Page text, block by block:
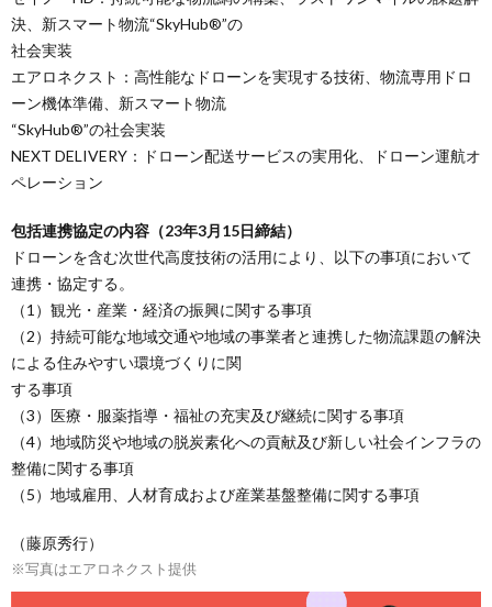
決、新スマート物流“SkyHub®”の
社会実装
エアロネクスト：高性能なドローンを実現する技術、物流専用ドロ
ーン機体準備、新スマート物流
“SkyHub®”の社会実装
NEXT DELIVERY：ドローン配送サービスの実用化、ドローン運航オ
ペレーション
包括連携協定の内容（23年3月15日締結）
ドローンを含む次世代高度技術の活用により、以下の事項において
連携・協定する。
（1）観光・産業・経済の振興に関する事項
（2）持続可能な地域交通や地域の事業者と連携した物流課題の解決
による住みやすい環境づくりに関
する事項
（3）医療・服薬指導・福祉の充実及び継続に関する事項
（4）地域防災や地域の脱炭素化への貢献及び新しい社会インフラの
整備に関する事項
（5）地域雇用、人材育成および産業基盤整備に関する事項
（藤原秀行）
※写真はエアロネクスト提供